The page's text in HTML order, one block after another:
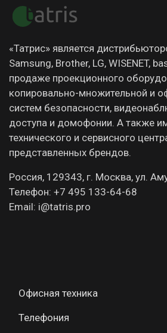
«Татрис» является
Samsung, Brother, LG, WISENET,
продаже проекционного
копировально-множительной и
систем безопасности,
доступа и домофонии. А также
технического и сервисного
представленных брендов.
Россия, 129343, г. Москва, ул.
Телефон: +7 495 133-64-68
Email: i@tatris.pro
Офисная техника
Телефония